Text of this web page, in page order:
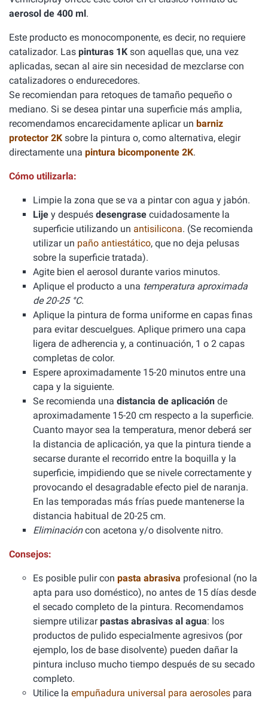
aerosol de 400 ml.
Este producto es monocomponente, es decir, no requiere
catalizador. Las pinturas 1K son aquellas que, una vez
aplicadas, secan al aire sin necesidad de mezclarse con
catalizadores o endurecedores.
Se recomiendan para retoques de tamaño pequeño o
mediano. Si se desea pintar una superficie más amplia,
recomendamos encarecidamente aplicar un barniz
protector 2K sobre la pintura o, como alternativa, elegir
directamente una pintura bicomponente 2K.
Cómo utilizarla:
Limpie la zona que se va a pintar con agua y jabón.
Lije y después desengrase cuidadosamente la
superficie utilizando un antisilicona. (Se recomienda
utilizar un paño antiestático, que no deja pelusas
sobre la superficie tratada).
Agite bien el aerosol durante varios minutos.
Aplique el producto a una temperatura aproximada
de 20-25 °C.
Aplique la pintura de forma uniforme en capas finas
para evitar descuelgues. Aplique primero una capa
ligera de adherencia y, a continuación, 1 o 2 capas
completas de color.
Espere aproximadamente 15-20 minutos entre una
capa y la siguiente.
Se recomienda una distancia de aplicación de
aproximadamente 15-20 cm respecto a la superficie.
Cuanto mayor sea la temperatura, menor deberá ser
la distancia de aplicación, ya que la pintura tiende a
secarse durante el recorrido entre la boquilla y la
superficie, impidiendo que se nivele correctamente y
provocando el desagradable efecto piel de naranja.
En las temporadas más frías puede mantenerse la
distancia habitual de 20-25 cm.
Eliminacióncon acetona y/o disolvente nitro.
Consejos:
Es posible pulir con pasta abrasiva profesional (no la
apta para uso doméstico), no antes de 15 días desde
el secado completo de la pintura. Recomendamos
siempre utilizarpastas abrasivas al agua: los
productos de pulido especialmente agresivos (por
ejemplo, los de base disolvente) pueden dañar la
pintura incluso mucho tiempo después de su secado
completo.
Utilice la empuñadura universal para aerosoles para